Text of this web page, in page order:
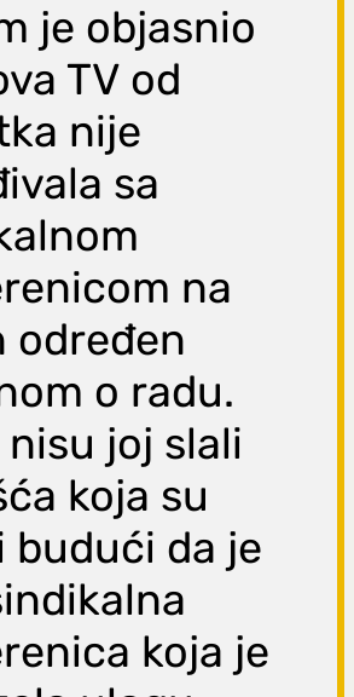
je objasnio
TV od
nije
sa
na
određen
o radu.
nisu joj slali
koja su
budući da je
koja je